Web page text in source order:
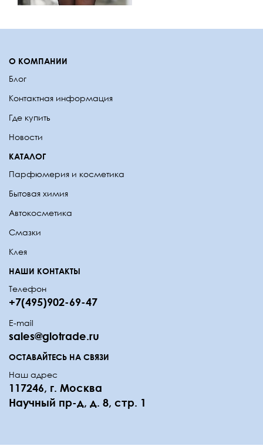
О КОМПАНИИ
Блог
Контактная информация
Где купить
Новости
КАТАЛОГ
Парфюмерия и косметика
Бытовая химия
Автокосметика
Смазки
Клея
НАШИ КОНТАКТЫ
Телефон
+7(495)902-69-47
E-mail
sales@glotrade.ru
ОСТАВАЙТЕСЬ НА СВЯЗИ
Наш адрес
117246, г. Москва
Научный пр-д, д. 8, стр. 1